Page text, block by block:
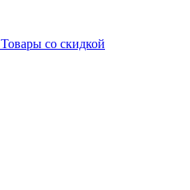
Товары со скидкой